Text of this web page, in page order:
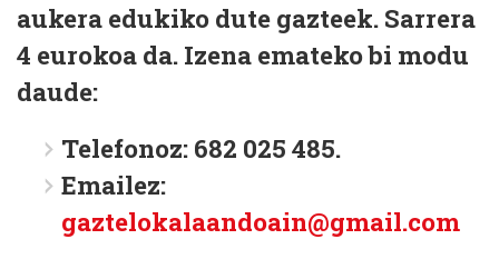
aukera edukiko dute gazteek. Sarrera
4 eurokoa da. Izena emateko bi modu
daude:
Telefonoz: 682 025 485.
Emailez:
gaztelokalaandoain@gmail.com